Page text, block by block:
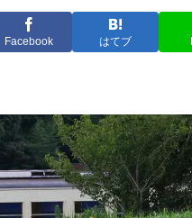
Facebook はてブ